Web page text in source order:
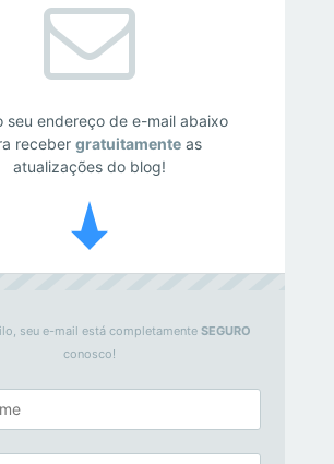
seu endereço de e-mail abaixo
receber gratuitamenteas
atualizações do blog!
seu e-mail está completamente SEGURO
conosco!